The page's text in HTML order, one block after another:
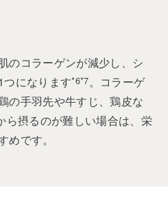
のコラーゲンが減少し、シ
つになります*6*7。コラーゲ
の手羽先や牛すじ、鶏皮な
ら摂るのが難しい場合は、栄
です。